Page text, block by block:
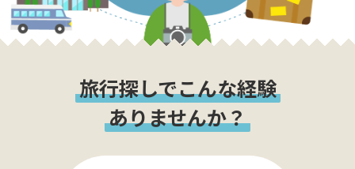
旅行探しでこんな経験
ありませんか？